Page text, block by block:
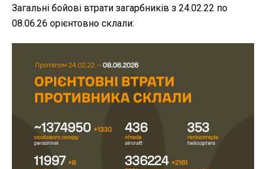
Загальні бойові втрати загарбників з 24.02.22 по
08.06.26 орієнтовно склали: